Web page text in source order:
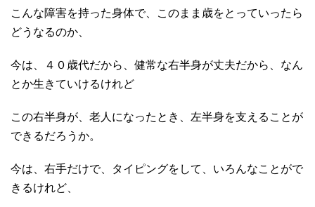
こんな障害を持った身体で、このまま歳をとっていったら
どうなるのか、
今は、４０歳代だから、健常な右半身が丈夫だから、なん
とか生きていけるけれど
この右半身が、老人になったとき、左半身を支えることが
できるだろうか。
今は、右手だけで、タイピングをして、いろんなことがで
きるけれど、